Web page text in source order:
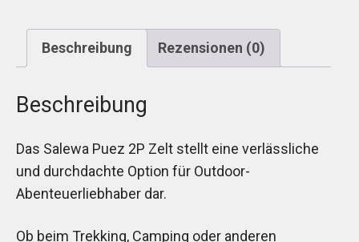
Beschreibung Rezensionen (0)
Beschreibung
Das Salewa Puez 2P Zelt stellt eine verlässliche
und durchdachte Option für Outdoor-
Abenteuerliebhaber dar.
Ob beim Trekking, Camping oder anderen